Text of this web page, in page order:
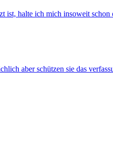
ist, halte ich mich insoweit
aber schützen sie das